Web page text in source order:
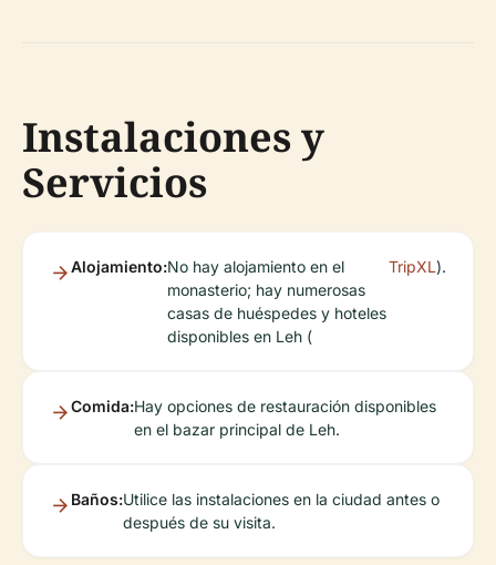
Instalaciones y
Servicios
Alojamiento:No hay alojamiento en el
monasterio; hay numerosas
casas de huéspedes y hoteles
disponibles en Leh (
TripXL).
Comida:Hay opciones de restauración disponibles
en el bazar principal de Leh.
Baños:Utilice las instalaciones en la ciudad antes o
después de su visita.